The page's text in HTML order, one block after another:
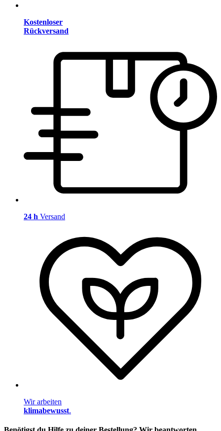
Kostenloser
Rückversand
24 h Versand
Wir arbeiten
klimabewusst.